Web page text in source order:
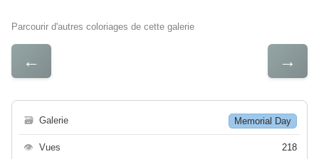
Parcourir d'autres coloriages de cette galerie
← →
🗃 Galerie Memorial Day
👁 Vues 218